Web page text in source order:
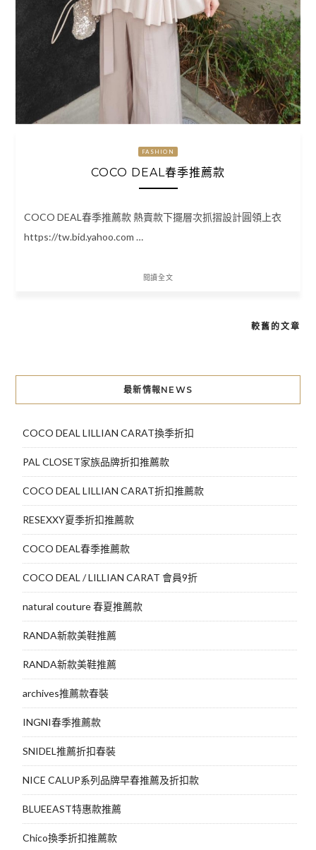
FASHION
COCO DEAL春季推薦款
COCO DEAL春季推薦款 熱賣款下擺層次抓摺設計圓領上衣
https://tw.bid.yahoo.com …
閱讀全文
導
覽
較舊的文章
最新情報NEWS
COCO DEAL LILLIAN CARAT換季折扣
PAL CLOSET家族品牌折扣推薦款
COCO DEAL LILLIAN CARAT折扣推薦款
RESEXXY夏季折扣推薦款
COCO DEAL春季推薦款
COCO DEAL / LILLIAN CARAT 會員9折
natural couture 春夏推薦款
RANDA新款美鞋推薦
RANDA新款美鞋推薦
archives推薦款春裝
INGNI春季推薦款
SNIDEL推薦折扣春裝
NICE CALUP系列品牌早春推薦及折扣款
BLUEEAST特惠款推薦
Chico換季折扣推薦款